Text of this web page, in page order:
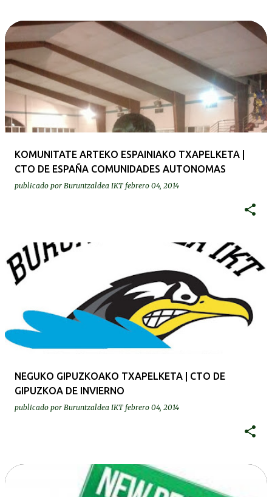
KOMUNITATE ARTEKO ESPAINIAKO TXAPELKETA |
CTO DE ESPAÑA COMUNIDADES AUTONOMAS
publicado por Buruntzaldea IKT febrero 04, 2014
NEGUKO GIPUZKOAKO TXAPELKETA | CTO DE
GIPUZKOA DE INVIERNO
publicado por Buruntzaldea IKT febrero 04, 2014